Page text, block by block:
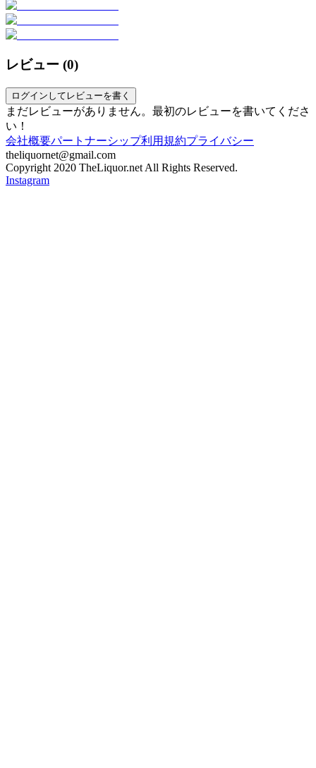
レビュー (0)
ログインしてレビューを書く
まだレビューがありません。最初のレビューを書いてくださ
い！
会社概要パートナーシップ利用規約プライバシー
theliquornet@gmail.com
Copyright 2020 TheLiquor.net All Rights Reserved.
Instagram